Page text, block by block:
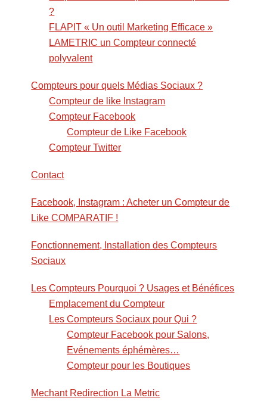
?
FLAPIT « Un outil Marketing Efficace »
LAMETRIC un Compteur connecté
polyvalent
Compteurs pour quels Médias Sociaux ?
Compteur de like Instagram
Compteur Facebook
Compteur de Like Facebook
Compteur Twitter
Contact
Facebook, Instagram : Acheter un Compteur de
Like COMPARATIF !
Fonctionnement, Installation des Compteurs
Sociaux
Les Compteurs Pourquoi ? Usages et Bénéfices
Emplacement du Compteur
Les Compteurs Sociaux pour Qui ?
Compteur Facebook pour Salons,
Evénements éphémères…
Compteur pour les Boutiques
Mechant Redirection La Metric